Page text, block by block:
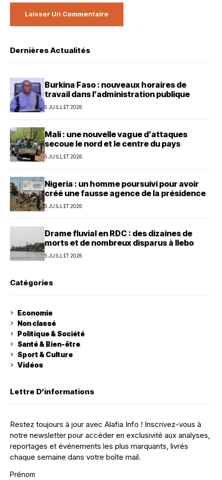
Dernières Actualités
Burkina Faso : nouveaux horaires de
travail dans l’administration publique
5 JUILLET 2026
Mali : une nouvelle vague d’attaques
secoue le nord et le centre du pays
5 JUILLET 2026
Nigeria : un homme poursuivi pour avoir
créé une fausse agence de la présidence
5 JUILLET 2026
Drame fluvial en RDC : des dizaines de
morts et de nombreux disparus à Ilebo
5 JUILLET 2026
Catégories
Economie
Non classé
Politique & Société
Santé & Bien-être
Sport & Culture
Vidéos
Lettre D’informations
Restez toujours à jour avec Alafia Info ! Inscrivez-vous à
notre newsletter pour accéder en exclusivité aux analyses,
reportages et événements les plus marquants, livrés
chaque semaine dans votre boîte mail.
Prénom